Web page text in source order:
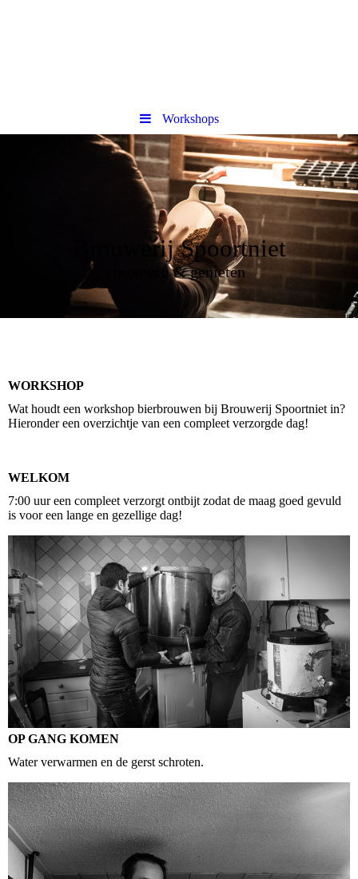
Workshops
Brouwerij Spoortniet
brouwen & genieten
WORKSHOP
Wat houdt een workshop bierbrouwen bij Brouwerij Spoortniet in?
Hieronder een overzichtje van een compleet verzorgde dag!
WELKOM
7:00 uur een compleet verzorgt ontbijt zodat de maag goed gevuld
is voor een lange en gezellige dag!
OP GANG KOMEN
Water verwarmen en de gerst schroten.